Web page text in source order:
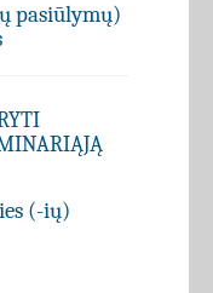
pasiūlymų)
(-ių)